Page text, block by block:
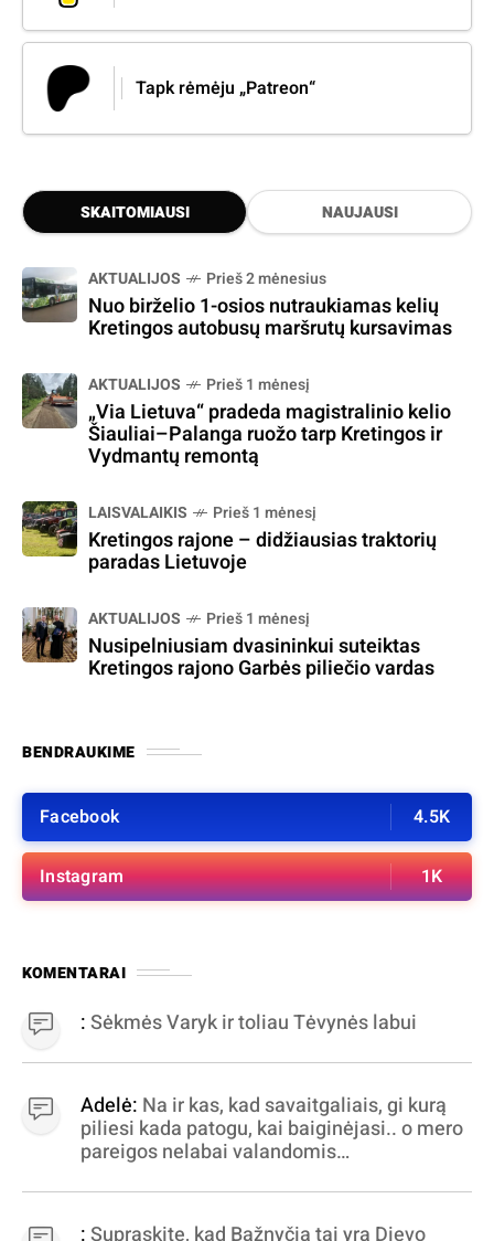
Tapk rėmėju „Patreon“
SKAITOMIAUSI NAUJAUSI
AKTUALIJOS Prieš 2 mėnesius
Nuo birželio 1-osios nutraukiamas kelių
Kretingos autobusų maršrutų kursavimas
AKTUALIJOS Prieš 1 mėnesį
„Via Lietuva“ pradeda magistralinio kelio
Šiauliai–Palanga ruožo tarp Kretingos ir
Vydmantų remontą
LAISVALAIKIS Prieš 1 mėnesį
Kretingos rajone – didžiausias traktorių
paradas Lietuvoje
AKTUALIJOS Prieš 1 mėnesį
Nusipelniusiam dvasininkui suteiktas
Kretingos rajono Garbės piliečio vardas
BENDRAUKIME
Facebook 4.5K
Instagram 1K
KOMENTARAI
:Sėkmės Varyk ir toliau Tėvynės labui
Adelė: Na ir kas, kad savaitgaliais, gi kurą
piliesi kada patogu, kai baiginėjasi.. o mero
pareigos nelabai valandomis
virpinimas, ieškokit kur milijonus vagia
dujininkai, elektros aferistai, stadionų
:Supraskite, kad Bažnyčia tai yra Dievo